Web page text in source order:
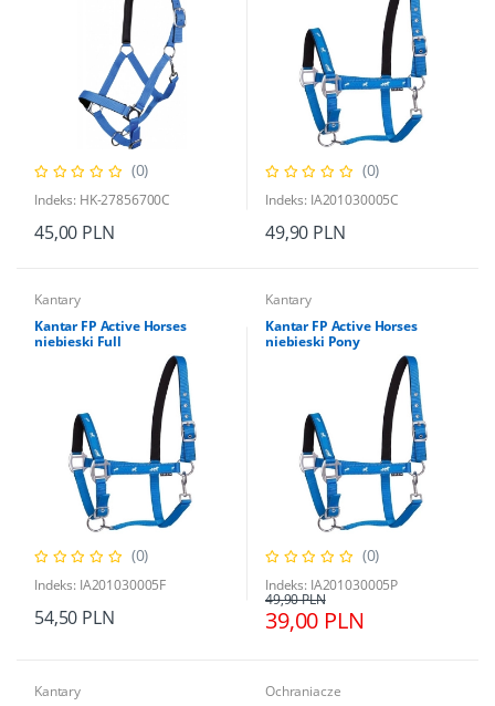
(0)
Indeks: HK-27856700C
45,00 PLN
(0)
Indeks: IA201030005C
49,90 PLN
Kantary
Kantar FP Active Horses
niebieski Full
(0)
Indeks: IA201030005F
54,50 PLN
Kantary
Kantar FP Active Horses
niebieski Pony
(0)
Indeks: IA201030005P
39,00 PLN
49,90 PLN
Kantary
Ochraniacze